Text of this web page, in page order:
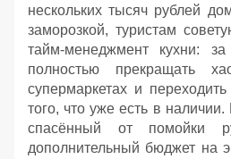
нескольких тысяч рублей
заморозкой, туристам
тайм-менеджмент кухни:
полностью прекращать
супермаркетах и
того, что уже есть в
спасённый от
дополнительный бюджет на